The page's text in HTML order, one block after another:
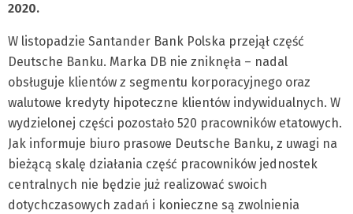
2020.
W listopadzie Santander Bank Polska przejął część
Deutsche Banku. Marka DB nie zniknęła – nadal
obsługuje klientów z segmentu korporacyjnego oraz
walutowe kredyty hipoteczne klientów indywidualnych. W
wydzielonej części pozostało 520 pracowników etatowych.
Jak informuje biuro prasowe Deutsche Banku, z uwagi na
bieżącą skalę działania część pracowników jednostek
centralnych nie będzie już realizować swoich
dotychczasowych zadań i konieczne są zwolnienia